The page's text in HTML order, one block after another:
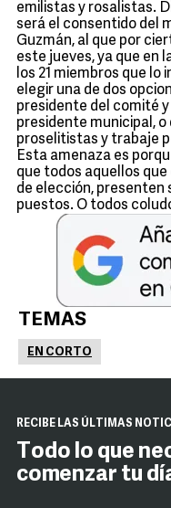
emilistas y rosalistas.
será el consentido del
Guzmán, al que por
este jueves, ya que en
los 21 miembros que lo
elegir una de dos
presidente del comité
presidente municipal,
proselitistas y trabaje
Esta amenaza es
que todos aquellos
de elección, presenten
puestos. O todos
TEMAS
EN CORTO
RECIBE LAS ÚLTIMAS
Todo lo que
comenzar tu